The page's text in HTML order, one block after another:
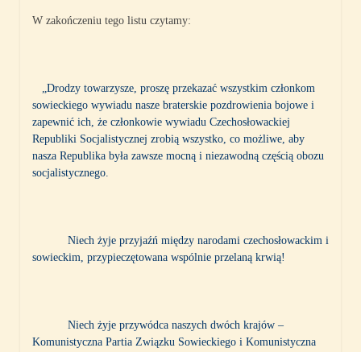
W zakończeniu tego listu czytamy:
„Drodzy towarzysze, proszę przekazać wszystkim członkom
sowieckiego wywiadu nasze braterskie pozdrowienia bojowe i
zapewnić ich, że członkowie wywiadu Czechosłowackiej
Republiki Socjalistycznej zrobią wszystko, co możliwe, aby
nasza Republika była zawsze mocną i niezawodną częścią obozu
socjalistycznego.
Niech żyje przyjaźń między narodami czechosłowackim i
sowieckim, przypieczętowana wspólnie przelaną krwią!
Niech żyje przywódca naszych dwóch krajów –
Komunistyczna Partia Związku Sowieckiego i Komunistyczna